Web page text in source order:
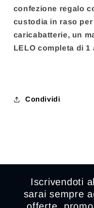
confezione regalo
custodia in raso
caricabatterie, un
LELO completa di 1
Condividi
Iscrivendoti
sarai sempre